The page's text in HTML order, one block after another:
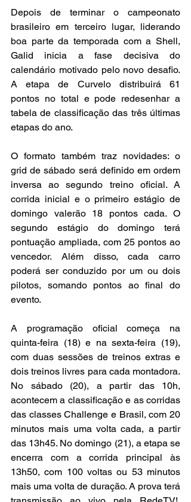
Depois de terminar o campeonato
brasileiro em terceiro lugar, liderando
boa parte da temporada com a Shell,
Galid inicia a fase decisiva do
calendário motivado pelo novo desafio.
A etapa de Curvelo distribuirá 61
pontos no total e pode redesenhar a
tabela de classificação das três últimas
etapas do ano.
O formato também traz novidades: o
grid de sábado será definido em ordem
inversa ao segundo treino oficial. A
corrida inicial e o primeiro estágio de
domingo valerão 18 pontos cada. O
segundo estágio do domingo terá
pontuação ampliada, com 25 pontos ao
vencedor. Além disso, cada carro
poderá ser conduzido por um ou dois
pilotos, somando pontos ao final do
evento.
A programação oficial começa na
quinta-feira (18) e na sexta-feira (19),
com duas sessões de treinos extras e
dois treinos livres para cada montadora.
No sábado (20), a partir das 10h,
acontecem a classificação e as corridas
das classes Challenge e Brasil, com 20
minutos mais uma volta cada, a partir
das 13h45. No domingo (21), a etapa se
encerra com a corrida principal às
13h50, com 100 voltas ou 53 minutos
mais uma volta de duração. A prova terá